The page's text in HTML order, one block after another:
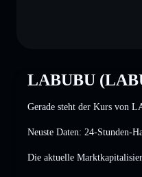
LABUBU
Gerade steht der Kurs von
Neuste Daten: 24-Stunden-
Die aktuelle